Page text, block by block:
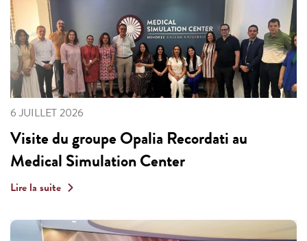
6 JUILLET 2026
Visite du groupe Opalia Recordati au
Medical Simulation Center
Lire la suite